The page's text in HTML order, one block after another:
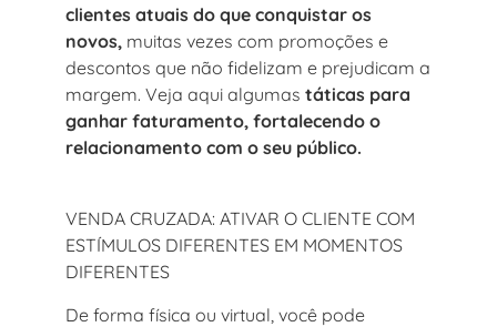
clientes atuais do que conquistar os
novos, muitas vezes com promoções e
descontos que não fidelizam e prejudicam a
margem. Veja aqui algumas táticas para
ganhar faturamento, fortalecendo o
relacionamento com o seu público.
VENDA CRUZADA: ATIVAR O CLIENTE COM
ESTÍMULOS DIFERENTES EM MOMENTOS
DIFERENTES
De forma física ou virtual, você pode